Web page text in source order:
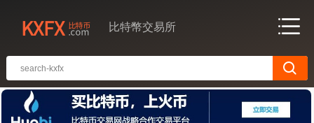
比特幣交易所